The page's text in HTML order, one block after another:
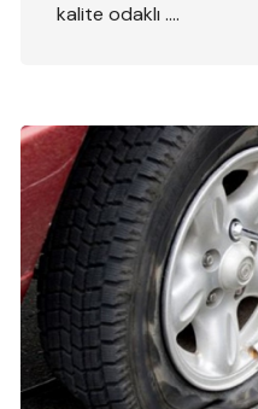
kalite odaklı ….